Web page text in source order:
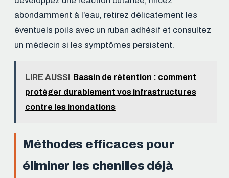
abondamment à l’eau, retirez délicatement les
éventuels poils avec un ruban adhésif et consultez
un médecin si les symptômes persistent.
LIRE AUSSI Bassin de rétention : comment
protéger durablement vos infrastructures
contre les inondations
Méthodes efficaces pour
éliminer les chenilles déjà